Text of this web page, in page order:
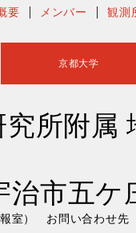
要 メンバー 観測
京都大学
究所附
市五ケ
室） お問い合わせ先